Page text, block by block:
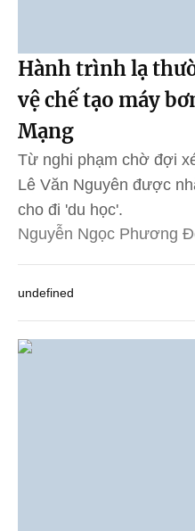
Hành trình lạ
vệ chế tạo máy
Mạng
Từ nghi phạm chờ đợi
Lê Văn Nguyên được
cho đi 'du học'.
Nguyễn Ngọc Phương
undefined